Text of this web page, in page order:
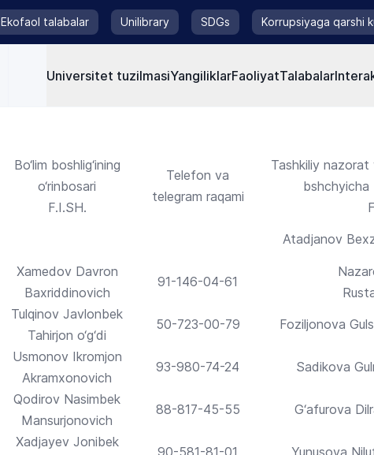
Ekofaol talabalar Unilibrary SDGs Korrupsiyaga qarshi
Universitet tuzilmasiYangiliklarFaoliyatTalabalar
Bo‘lim boshlig‘ining
o‘rinbosari
F.I.SH.
Telefon va
telegram raqami
Tashkiliy nazorat
bshchyicha
Atadjanov
Xamedov Davron
Baxriddinovich
91-146-04-61
Tulqinov Javlonbek
Tahirjon o‘g‘di
50-723-00-79 Foziljonova
Usmonov Ikromjon
Akramxonovich
93-980-74-24 Sadikova
Qodirov Nasimbek
Mansurjonovich
88-817-45-55 G‘afurova
Xadjayev Jonibek
90-581-81-01 Yunusova